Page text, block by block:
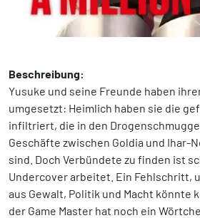
Beschreibung:
Yusuke und seine Freunde haben
umgesetzt: Heimlich haben sie die
infiltriert, die in den
Geschäfte zwischen Goldia und Ihar-
sind. Doch Verbündete zu finden ist
Undercover arbeitet. Ein Fehlschritt,
aus Gewalt, Politik und Macht könnte
der Game Master hat noch ein